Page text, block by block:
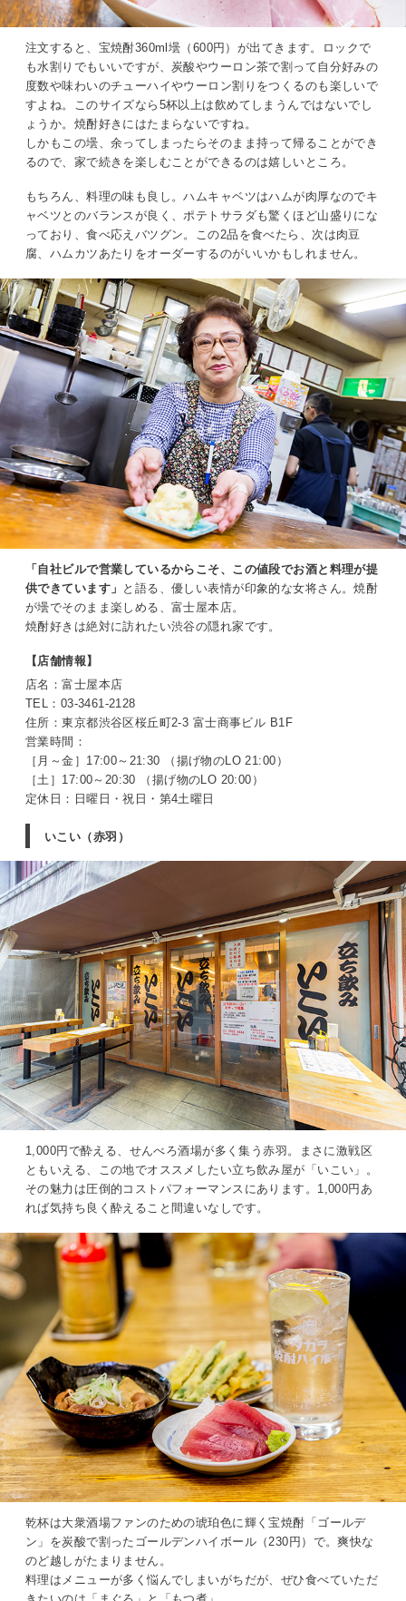
注文すると、宝焼酎360ml壜（600円）が出てきます。ロックで
も水割りでもいいですが、炭酸やウーロン茶で割って自分好みの
度数や味わいのチューハイやウーロン割りをつくるのも楽しいで
すよね。このサイズなら5杯以上は飲めてしまうんではないでし
ょうか。焼酎好きにはたまらないですね。
しかもこの壜、余ってしまったらそのまま持って帰ることができ
るので、家で続きを楽しむことができるのは嬉しいところ。
もちろん、料理の味も良し。ハムキャベツはハムが肉厚なのでキ
ャベツとのバランスが良く、ポテトサラダも驚くほど山盛りにな
っており、食べ応えバツグン。この2品を食べたら、次は肉豆
腐、ハムカツあたりをオーダーするのがいいかもしれません。
「自社ビルで営業しているからこそ、この値段でお酒と料理が提
供できています」 と語る、優しい表情が印象的な女将さん。焼酎
が壜でそのまま楽しめる、富士屋本店。
焼酎好きは絶対に訪れたい渋谷の隠れ家です。
【店舗情報】
店名：富士屋本店
TEL：03-3461-2128
住所：東京都渋谷区桜丘町2-3 富士商事ビル B1F
営業時間：
［月～金］17:00～21:30 （揚げ物のLO 21:00）
［土］17:00～20:30 （揚げ物のLO 20:00）
定休日：日曜日・祝日・第4土曜日
いこい（赤羽）
1,000円で酔える、せんべろ酒場が多く集う赤羽。まさに激戦区
ともいえる、この地でオススメしたい立ち飲み屋が「いこい」。
その魅力は圧倒的コストパフォーマンスにあります。1,000円あ
れば気持ち良く酔えること間違いなしです。
乾杯は大衆酒場ファンのための琥珀色に輝く宝焼酎「ゴールデ
ン」を炭酸で割ったゴールデンハイボール（230円）で。爽快な
のど越しがたまりません。
料理はメニューが多く悩んでしまいがちだが、ぜひ食べていただ